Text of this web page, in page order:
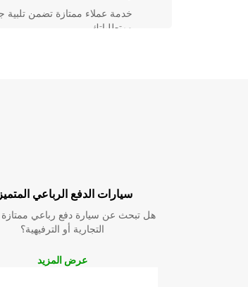
خدمة عملاء ممتازة تضمن تلبية
ومتطلباتك.
سيارات الدفع الرباعي
هل تبحث عن سيارة دفع رباعي ممتازة
التجارية أو الترفيهية؟
عرض المزيد